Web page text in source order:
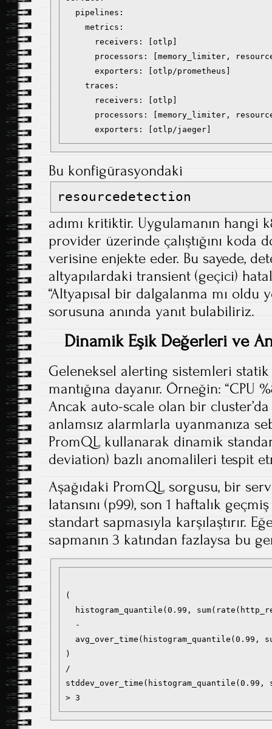
  pipelines:
    metrics:
      receivers: [otlp]
processors: [memory_limiter,
      exporters: [otlp/prometheus]
    traces:
      receivers: [otlp]
processors: [memory_limiter,
Bu konfigürasyondaki
resourcedetection
adımı kritiktir. Uygulamanın hangi
provider üzerinde çalıştığını koda
verisine enjekte eder. Bu sayede,
altyapılardaki transient (geçici)
“Altyapısal bir dalgalanma mı oldu
sorusuna anında yanıt bulabiliriz.
Dinamik Eşik Değerleri ve
Geleneksel alerting sistemleri
mantığına dayanır. Örneğin: “CPU
Ancak auto-scale olan bir
anlamsız alarmlarla uyanmanıza
PromQL kullanarak dinamik
deviation) bazlı anomalileri tespit
Aşağıdaki PromQL sorgusu, bir
latansını (p99), son 1 haftalık
standart sapmasıyla karşılaştırır.
sapmanın 3 katından fazlaysa bu
(
histogram_quantile(0.99,
  -
avg_over_time(histogram_quantile(0.99,
)
/